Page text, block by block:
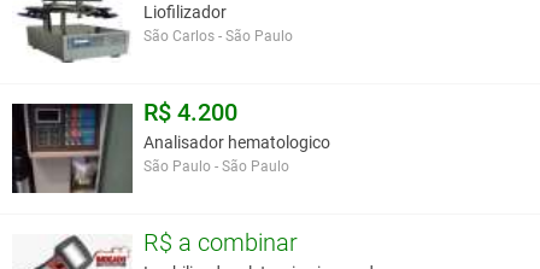
Liofilizador
São Carlos - São Paulo
R$ 4.200
Analisador hematologico
São Paulo - São Paulo
R$ a combinar